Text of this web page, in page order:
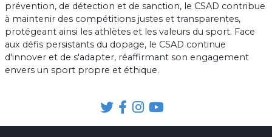
prévention, de détection et de sanction, le CSAD contribue
à maintenir des compétitions justes et transparentes,
protégeant ainsi les athlètes et les valeurs du sport. Face
aux défis persistants du dopage, le CSAD continue
d'innover et de s'adapter, réaffirmant son engagement
envers un sport propre et éthique.